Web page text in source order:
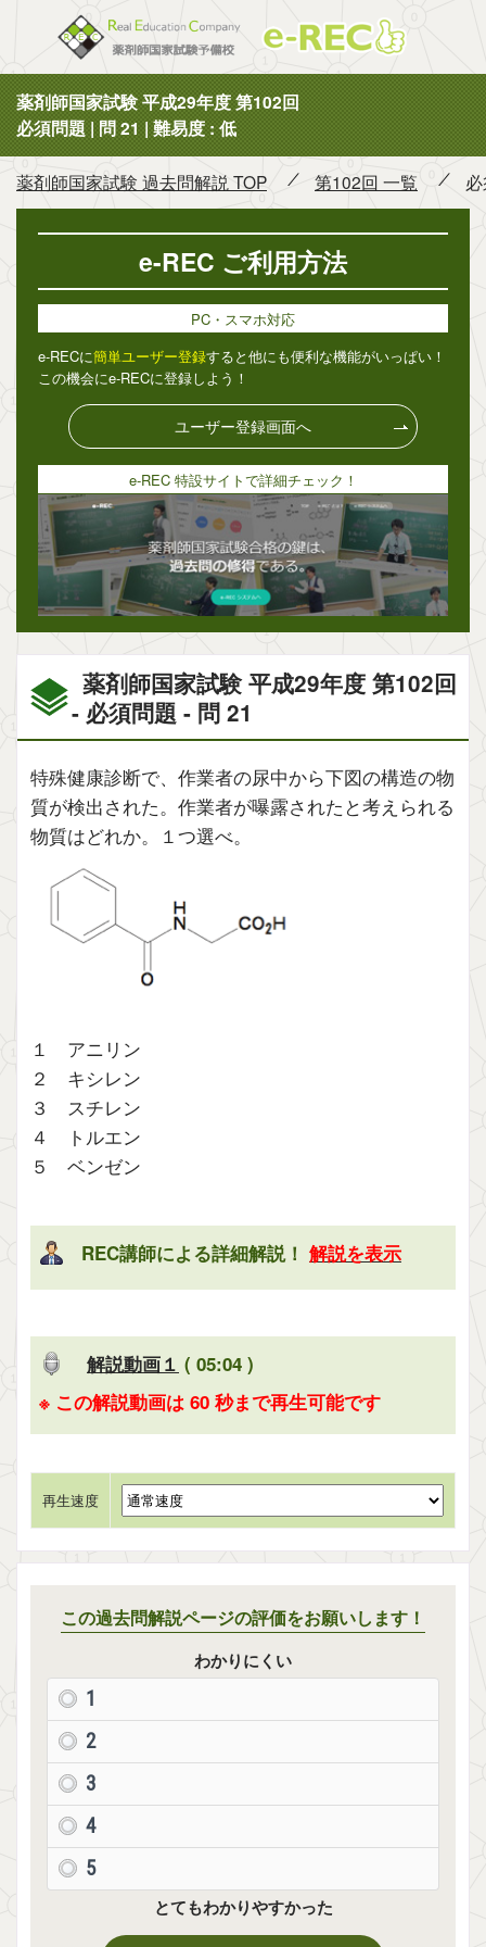
薬剤師国家試験 平成29年度 第102回
必須問題 | 問 21 | 難易度 : 低
薬剤師国家試験 過去問解説 TOP 第102回 一覧
薬剤師国家試験 平成29年度 第102回
- 必須問題 - 問 21
特殊健康診断で、作業者の尿中から下図の構造の物
質が検出された。作業者が曝露されたと考えられる
物質はどれか。１つ選べ。
１ アニリン
２ キシレン
３ スチレン
４ トルエン
５ ベンゼン
REC講師による詳細解説！ 解説を表示
解説動画１ ( 05:04 )
※ この解説動画は 60 秒まで再生可能です
再生速度
この過去問解説ページの評価をお願いします！
わかりにくい
1
2
3
4
5
とてもわかりやすかった
e-REC ご利用方法
PC・スマホ対応
e-RECに簡単ユーザー登録すると他にも便利な機能がいっぱい！
この機会にe-RECに登録しよう！
ユーザー登録画面へ
e-REC 特設サイトで詳細チェック！